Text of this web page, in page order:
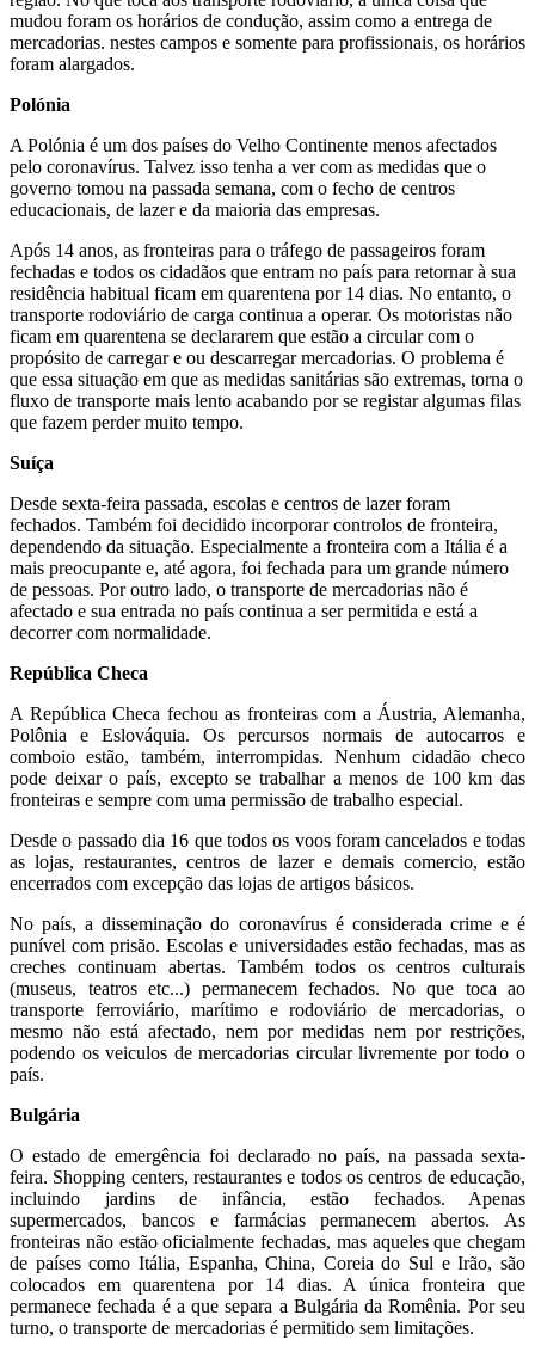
mudou foram os horários de condução, assim como a entrega de
mercadorias. nestes campos e somente para profissionais, os horários
foram alargados.
Polónia
A Polónia é um dos países do Velho Continente menos afectados
pelo coronavírus. Talvez isso tenha a ver com as medidas que o
governo tomou na passada semana, com o fecho de centros
educacionais, de lazer e da maioria das empresas.
Após 14 anos, as fronteiras para o tráfego de passageiros foram
fechadas e todos os cidadãos que entram no país para retornar à sua
residência habitual ficam em quarentena por 14 dias. No entanto, o
transporte rodoviário de carga continua a operar. Os motoristas não
ficam em quarentena se declararem que estão a circular com o
propósito de carregar e ou descarregar mercadorias. O problema é
que essa situação em que as medidas sanitárias são extremas, torna o
fluxo de transporte mais lento acabando por se registar algumas filas
que fazem perder muito tempo.
Suíça
Desde sexta-feira passada, escolas e centros de lazer foram
fechados. Também foi decidido incorporar controlos de fronteira,
dependendo da situação. Especialmente a fronteira com a Itália é a
mais preocupante e, até agora, foi fechada para um grande número
de pessoas. Por outro lado, o transporte de mercadorias não é
afectado e sua entrada no país continua a ser permitida e está a
decorrer com normalidade.
República Checa
A República Checa fechou as fronteiras com a Áustria, Alemanha,
Polônia e Eslováquia. Os percursos normais de autocarros e
comboio estão, também, interrompidas. Nenhum cidadão checo
pode deixar o país, excepto se trabalhar a menos de 100 km das
fronteiras e sempre com uma permissão de trabalho especial.
Desde o passado dia 16 que todos os voos foram cancelados e todas
as lojas, restaurantes, centros de lazer e demais comercio, estão
encerrados com excepção das lojas de artigos básicos.
No país, a disseminação do coronavírus é considerada crime e é
punível com prisão. Escolas e universidades estão fechadas, mas as
creches continuam abertas. Também todos os centros culturais
(museus, teatros etc...) permanecem fechados. No que toca ao
transporte ferroviário, marítimo e rodoviário de mercadorias, o
mesmo não está afectado, nem por medidas nem por restrições,
podendo os veiculos de mercadorias circular livremente por todo o
país.
Bulgária
O estado de emergência foi declarado no país, na passada sexta-
feira. Shopping centers, restaurantes e todos os centros de educação,
incluindo jardins de infância, estão fechados. Apenas
supermercados, bancos e farmácias permanecem abertos. As
fronteiras não estão oficialmente fechadas, mas aqueles que chegam
de países como Itália, Espanha, China, Coreia do Sul e Irão, são
colocados em quarentena por 14 dias. A única fronteira que
permanece fechada é a que separa a Bulgária da Romênia. Por seu
turno, o transporte de mercadorias é permitido sem limitações.